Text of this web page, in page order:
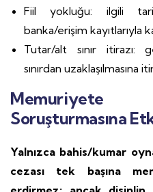
Fiil yokluğu: ilgili
banka/erişim kayıtlarıyla
Tutar/alt sınır itirazı:
sınırdan uzaklaşılmasına
Soruşturmasına
Yalnızca bahis/kumar
cezası tek başına